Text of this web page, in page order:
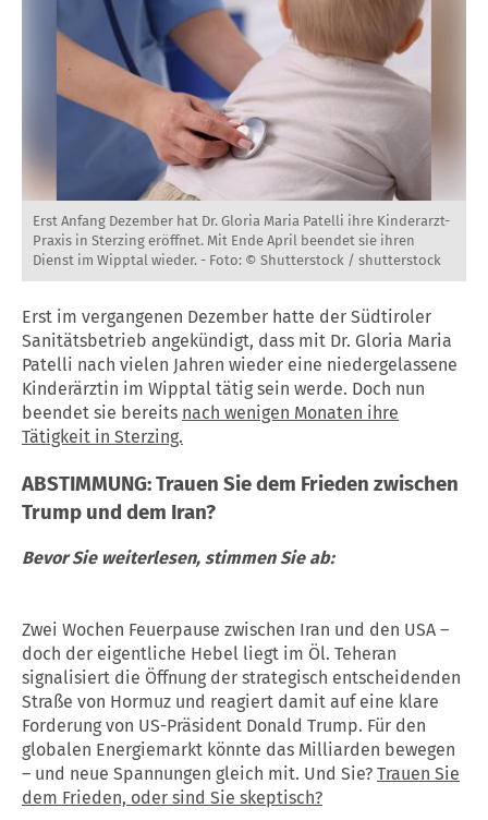
Erst Anfang Dezember hat Dr. Gloria Maria Patelli ihre Kinderarzt-
Praxis in Sterzing eröffnet. Mit Ende April beendet sie ihren
Dienst im Wipptal wieder. - Foto: © Shutterstock / shutterstock
Erst im vergangenen Dezember hatte der Südtiroler
Sanitätsbetrieb angekündigt, dass mit Dr. Gloria Maria
Patelli nach vielen Jahren wieder eine niedergelassene
Kinderärztin im Wipptal tätig sein werde. Doch nun
beendet sie bereits nach wenigen Monaten ihre
Tätigkeit in Sterzing.
ABSTIMMUNG: Trauen Sie dem Frieden zwischen
Trump und dem Iran?
Bevor Sie weiterlesen, stimmen Sie ab:
Zwei Wochen Feuerpause zwischen Iran und den USA –
doch der eigentliche Hebel liegt im Öl. Teheran
signalisiert die Öffnung der strategisch entscheidenden
Straße von Hormuz und reagiert damit auf eine klare
Forderung von US-Präsident Donald Trump. Für den
globalen Energiemarkt könnte das Milliarden bewegen
– und neue Spannungen gleich mit. Und Sie? Trauen Sie
dem Frieden, oder sind Sie skeptisch?